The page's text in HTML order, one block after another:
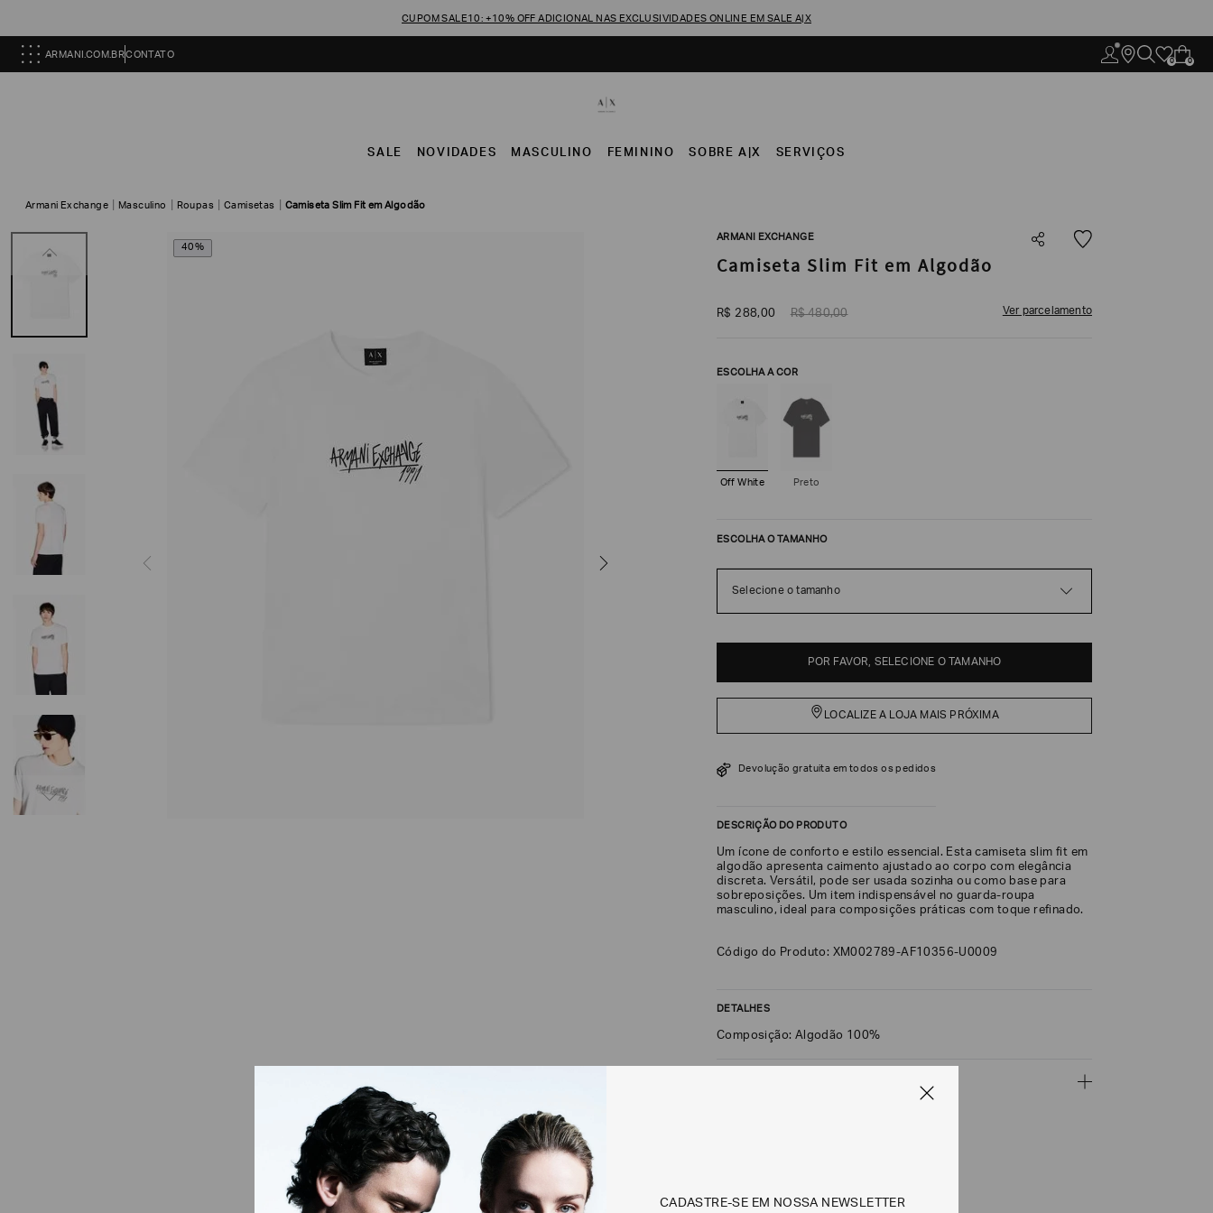
CUPOM SALE10: +10% OFF ADICIONAL NAS EXCLUSIVIDADES ONLINE EM SALE A|X
ARMANI.COM.BRCONTATO
0 0
SALE NOVIDADES MASCULINO FEMININO SOBRE A|X SERVIÇOS
Armani Exchange Masculino Roupas Camisetas Camiseta Slim Fit em Algodão
40%
ARMANI EXCHANGE
Camiseta Slim Fit em Algodão
R$ 288,00 R$ 480,00 Ver parcelamento
ESCOLHA A COR
Off White Preto
ESCOLHA O TAMANHO
Selecione o tamanho
POR FAVOR, SELECIONE O TAMANHO
LOCALIZE A LOJA MAIS PRÓXIMA
Devolução gratuita em todos os pedidos
DESCRIÇÃO DO PRODUTO
Um ícone de conforto e estilo essencial. Esta camiseta slim fit em
algodão apresenta caimento ajustado ao corpo com elegância
discreta. Versátil, pode ser usada sozinha ou como base para
sobreposições. Um item indispensável no guarda-roupa
masculino, ideal para composições práticas com toque refinado.
Código do Produto: XM002789-AF10356-U0009
DETALHES
Composição: Algodão 100%
CADASTRE-SE EM NOSSA NEWSLETTER